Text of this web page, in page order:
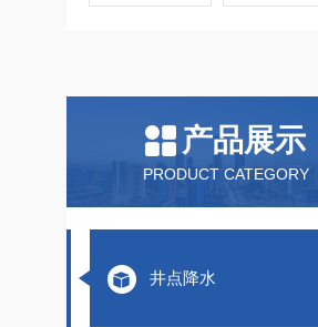
产品展示
PRODUCT CATEGORY
井点降水